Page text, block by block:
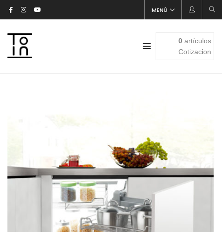
MENÚ
0artículos
Cotizacion